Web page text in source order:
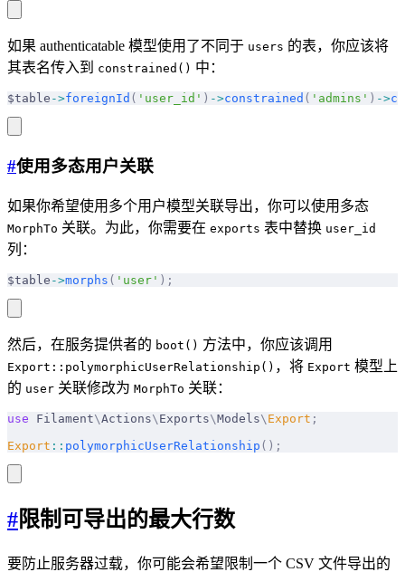
如果 authenticatable 模型使用了不同于 users 的表，你应该将
其表名传入到 constrained() 中：
$table ->foreignId ( 'user_id' ) ->constrained ( 'admins' ) ->
#使用多态用户关联
如果你希望使用多个用户模型关联导出，你可以使用多态
MorphTo 关联。为此，你需要在 exports 表中替换 user_id
列：
$table ->morphs ( 'user' );
然后，在服务提供者的 boot() 方法中，你应该调用
Export::polymorphicUserRelationship() ，将 Export 模型上
的 user 关联修改为 MorphTo 关联：
use Filament\Actions\ Exports\Models\ Export ;
Export :: polymorphicUserRelationship ();
#限制可导出的最大行数
要防止服务器过载，你可能会希望限制一个 CSV 文件导出的